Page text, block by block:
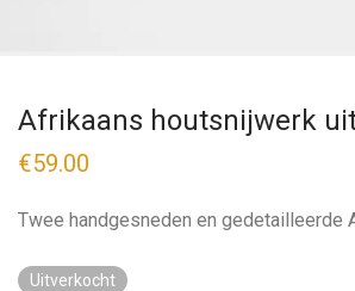
Afrikaans houtsnijwerk
€59.00
Twee handgesneden en gedetailleerde
Uitverkocht